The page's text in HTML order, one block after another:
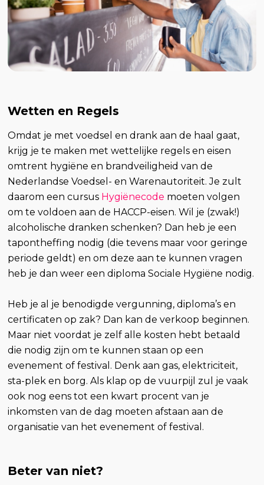
Wetten en Regels
Omdat je met voedsel en drank aan de haal gaat,
krijg je te maken met wettelijke regels en eisen
omtrent hygiëne en brandveiligheid van de
Nederlandse Voedsel- en Warenautoriteit. Je zult
daarom een cursus Hygiënecode moeten volgen
om te voldoen aan de HACCP-eisen. Wil je (zwak!)
alcoholische dranken schenken? Dan heb je een
tapontheffing nodig (die tevens maar voor geringe
periode geldt) en om deze aan te kunnen vragen
heb je dan weer een diploma Sociale Hygiëne nodig.
Heb je al je benodigde vergunning, diploma’s en
certificaten op zak? Dan kan de verkoop beginnen.
Maar niet voordat je zelf alle kosten hebt betaald
die nodig zijn om te kunnen staan op een
evenement of festival. Denk aan gas, elektriciteit,
sta-plek en borg. Als klap op de vuurpijl zul je vaak
ook nog eens tot een kwart procent van je
inkomsten van de dag moeten afstaan aan de
organisatie van het evenement of festival.
Beter van niet?